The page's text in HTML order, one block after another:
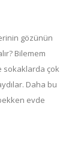
gözünün
Bilemem
sokaklarda çok
Daha bu
evde